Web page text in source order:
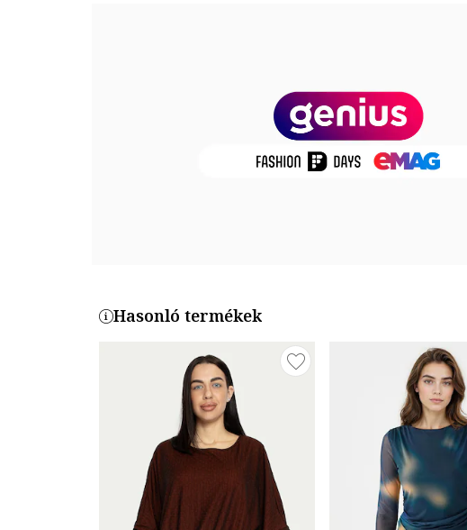
Hasonló termékek